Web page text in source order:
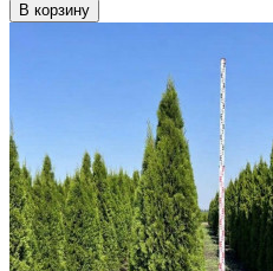
В корзину